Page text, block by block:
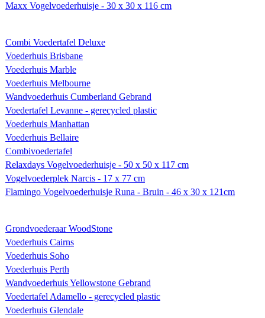
Maxx Vogelvoederhuisje - 30 x 30 x 116 cm
Combi Voedertafel Deluxe
Voederhuis Brisbane
Voederhuis Marble
Voederhuis Melbourne
Wandvoederhuis Cumberland Gebrand
Voedertafel Levanne - gerecycled plastic
Voederhuis Manhattan
Voederhuis Bellaire
Combivoedertafel
Relaxdays Vogelvoederhuisje - 50 x 50 x 117 cm
Vogelvoederplek Narcis - 17 x 77 cm
Flamingo Vogelvoederhuisje Runa - Bruin - 46 x 30 x 121cm
Grondvoederaar WoodStone
Voederhuis Cairns
Voederhuis Soho
Voederhuis Perth
Wandvoederhuis Yellowstone Gebrand
Voedertafel Adamello - gerecycled plastic
Voederhuis Glendale